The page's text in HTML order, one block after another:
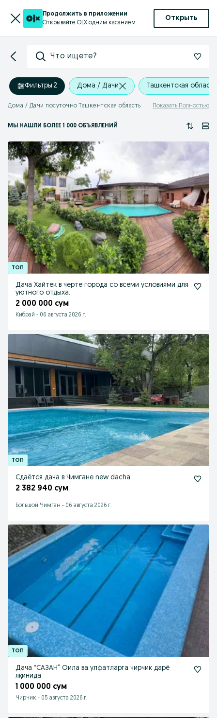
Продолжить в приложении
Открывайте OLX одним касанием
Открыть
Что ищете?
Фильтры·2 Дома / Дачи Ташкентская область
Дома / Дачи посуточно Ташкентская область Показать Полностью
МЫ НАШЛИ БОЛЕЕ 1 000 ОБЪЯВЛЕНИЙ
Дача Хайтек в черте города со всеми условиями для
уютного отдыха.
2 000 000 сум
Кибрай - 06 августа 2026 г.
Сдаётся дача в Чимгане new dacha
2 382 940 сум
Большой Чимган - 06 августа 2026 г.
Дача “САЗАН” Оила ва улфатларга чирчик дарё
яқинида
1 000 000 сум
Чирчик - 05 августа 2026 г.